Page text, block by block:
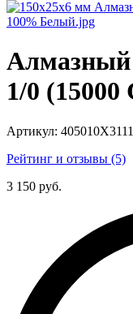
Алмазный
1/0
Артикул:
Рейтинг и отзывы (5)
3 150 руб.